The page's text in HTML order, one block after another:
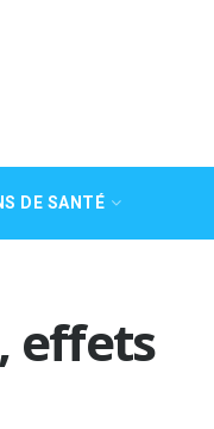
DE SANTÉ
effets